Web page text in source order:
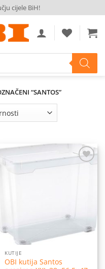
cijele BiH!
“SANTOS”
KUTIJE
OBI kutija Santos